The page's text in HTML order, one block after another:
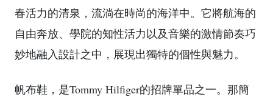
春活力的清泉，流淌在時尚的海洋中。它將航海的
自由奔放、學院的知性活力以及音樂的激情節奏巧
妙地融入設計之中，展現出獨特的個性與魅力。
帆布鞋，是Tommy Hilfiger的招牌單品之一。那簡